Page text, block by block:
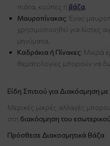
πιάτα, κούπες ή βάζα
Μαυροπίνακας: Ένας
χρησιμοποιηθεί για λίστες
μηνύματα.
Καδράκια ή Πίνακες: Μικρά
θεματολογίες μπορούν να
Είδη Σπιτιού για Διακόσμηση με
Μερικές μικρές αλλαγές
στη διακόσμηση του
Πρόσθεσε Διακοσμητικά Βάζα